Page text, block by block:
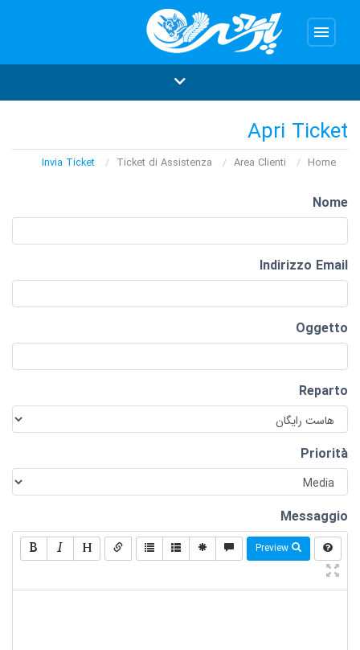
menu
Apri Ticket
Home
Area Clienti
Ticket di Assistenza
Nome
Indirizzo Email
Oggetto
Reparto
Priorità
Messaggio